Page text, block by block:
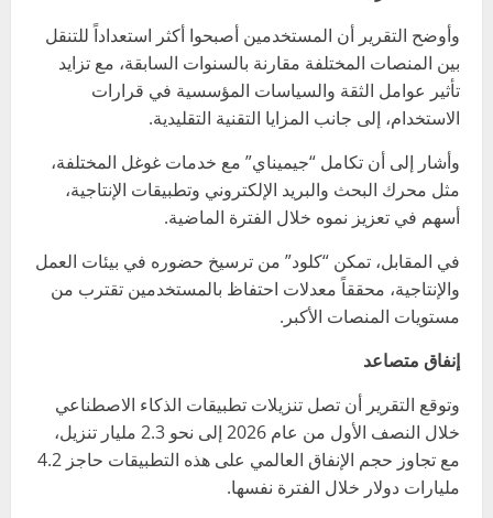
وأوضح التقرير أن المستخدمين أصبحوا أكثر استعداداً للتنقل
بين المنصات المختلفة مقارنة بالسنوات السابقة، مع تزايد
تأثير عوامل الثقة والسياسات المؤسسية في قرارات
الاستخدام، إلى جانب المزايا التقنية التقليدية.
وأشار إلى أن تكامل “جيميناي” مع خدمات غوغل المختلفة،
مثل محرك البحث والبريد الإلكتروني وتطبيقات الإنتاجية،
أسهم في تعزيز نموه خلال الفترة الماضية.
في المقابل، تمكن “كلود” من ترسيخ حضوره في بيئات العمل
والإنتاجية، محققاً معدلات احتفاظ بالمستخدمين تقترب من
مستويات المنصات الأكبر.
إنفاق متصاعد
وتوقع التقرير أن تصل تنزيلات تطبيقات الذكاء الاصطناعي
خلال النصف الأول من عام 2026 إلى نحو 2.3 مليار تنزيل،
مع تجاوز حجم الإنفاق العالمي على هذه التطبيقات حاجز 4.2
مليارات دولار خلال الفترة نفسها.